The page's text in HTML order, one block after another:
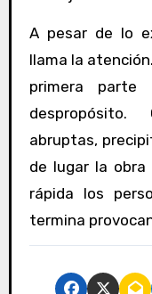
A pesar de lo
llama la
primera parte
despropósito.
abruptas,
de lugar la
rápida los
termina